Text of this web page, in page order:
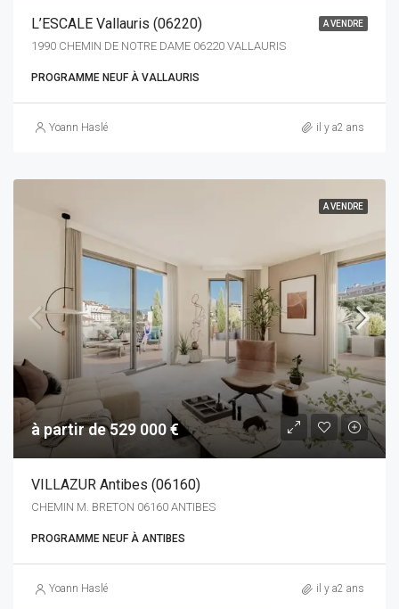
A VENDRE
L’ESCALE Vallauris (06220)
1990 CHEMIN DE NOTRE DAME 06220 VALLAURIS
PROGRAMME NEUF À VALLAURIS
Yoann Haslé il y a2 ans
A VENDRE
à partir de 529 000 €
VILLAZUR Antibes (06160)
CHEMIN M. BRETON 06160 ANTIBES
PROGRAMME NEUF À ANTIBES
Yoann Haslé il y a2 ans